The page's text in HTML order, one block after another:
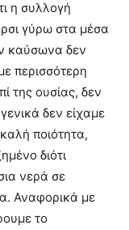
η συλλογή
γύρω στα μέσα
καύσωνα δεν
περισσότερη
της ουσίας, δεν
δεν είχαμε
ποιότητα,
διότι
νερά σε
Αναφορικά με
το